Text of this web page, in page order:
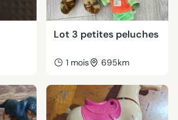
Lot 3 petites peluches
1 mois 695km